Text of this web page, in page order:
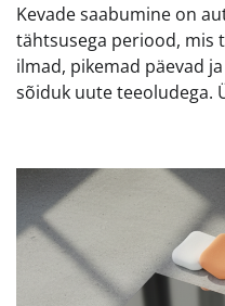
Kevade saabumine on
tähtsusega periood, mis
ilmad, pikemad päevad
sõiduk uute teeoludega.